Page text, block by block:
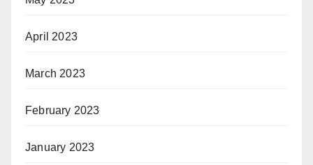
April 2023
March 2023
February 2023
January 2023